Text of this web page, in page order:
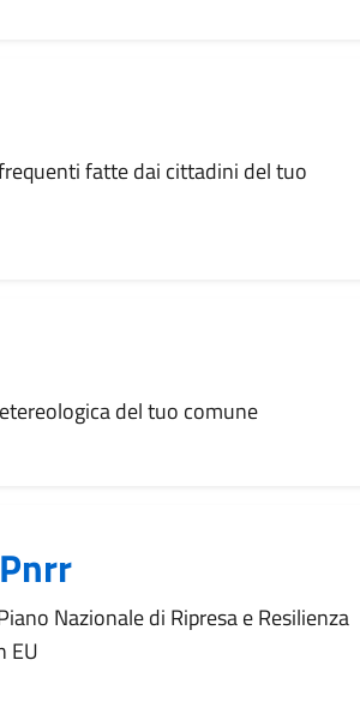
fatte dai cittadini del tuo
del tuo comune
Nazionale di Ripresa e Resilienza
EU